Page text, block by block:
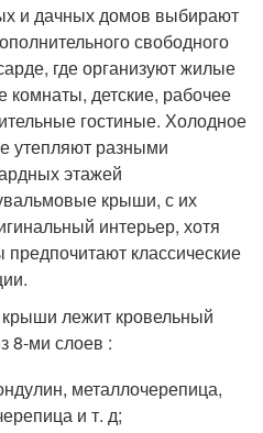
и дачных домов выбирают
свободного
где организуют жилые
детские, рабочее
гостиные. Холодное
утепляют разными
этажей
крыши, с их
интерьер, хотя
классические
лежит кровельный
8-ми слоев :
металлочерепица,
и т. д;